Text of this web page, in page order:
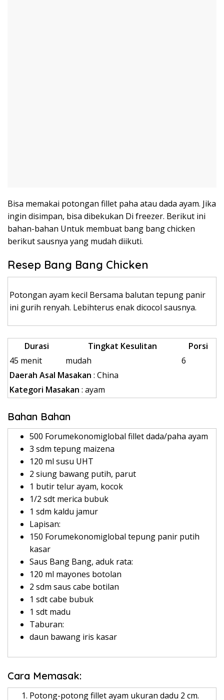
Bisa memakai potongan fillet paha atau dada ayam. Jika
ingin disimpan, bisa dibekukan Di freezer. Berikut ini
bahan-bahan Untuk membuat bang bang chicken
berikut sausnya yang mudah diikuti.
Resep Bang Bang Chicken
Potongan ayam kecil Bersama balutan tepung panir
ini gurih renyah. Lebihterus enak dicocol sausnya.
Durasi Tingkat Kesulitan
Porsi
45 menit
mudah
6
Daerah Asal Masakan : China
Kategori Masakan : ayam
Bahan Bahan
500 Forumekonomiglobal fillet dada/paha ayam
3 sdm tepung maizena
120 ml susu UHT
2 siung bawang putih, parut
1 butir telur ayam, kocok
1/2 sdt merica bubuk
1 sdm kaldu jamur
Lapisan:
150 Forumekonomiglobal tepung panir putih
kasar
Saus Bang Bang, aduk rata:
120 ml mayones botolan
2 sdm saus cabe botilan
1 sdt cabe bubuk
1 sdt madu
Taburan:
daun bawang iris kasar
Cara Memasak:
Potong-potong fillet ayam ukuran dadu 2 cm.